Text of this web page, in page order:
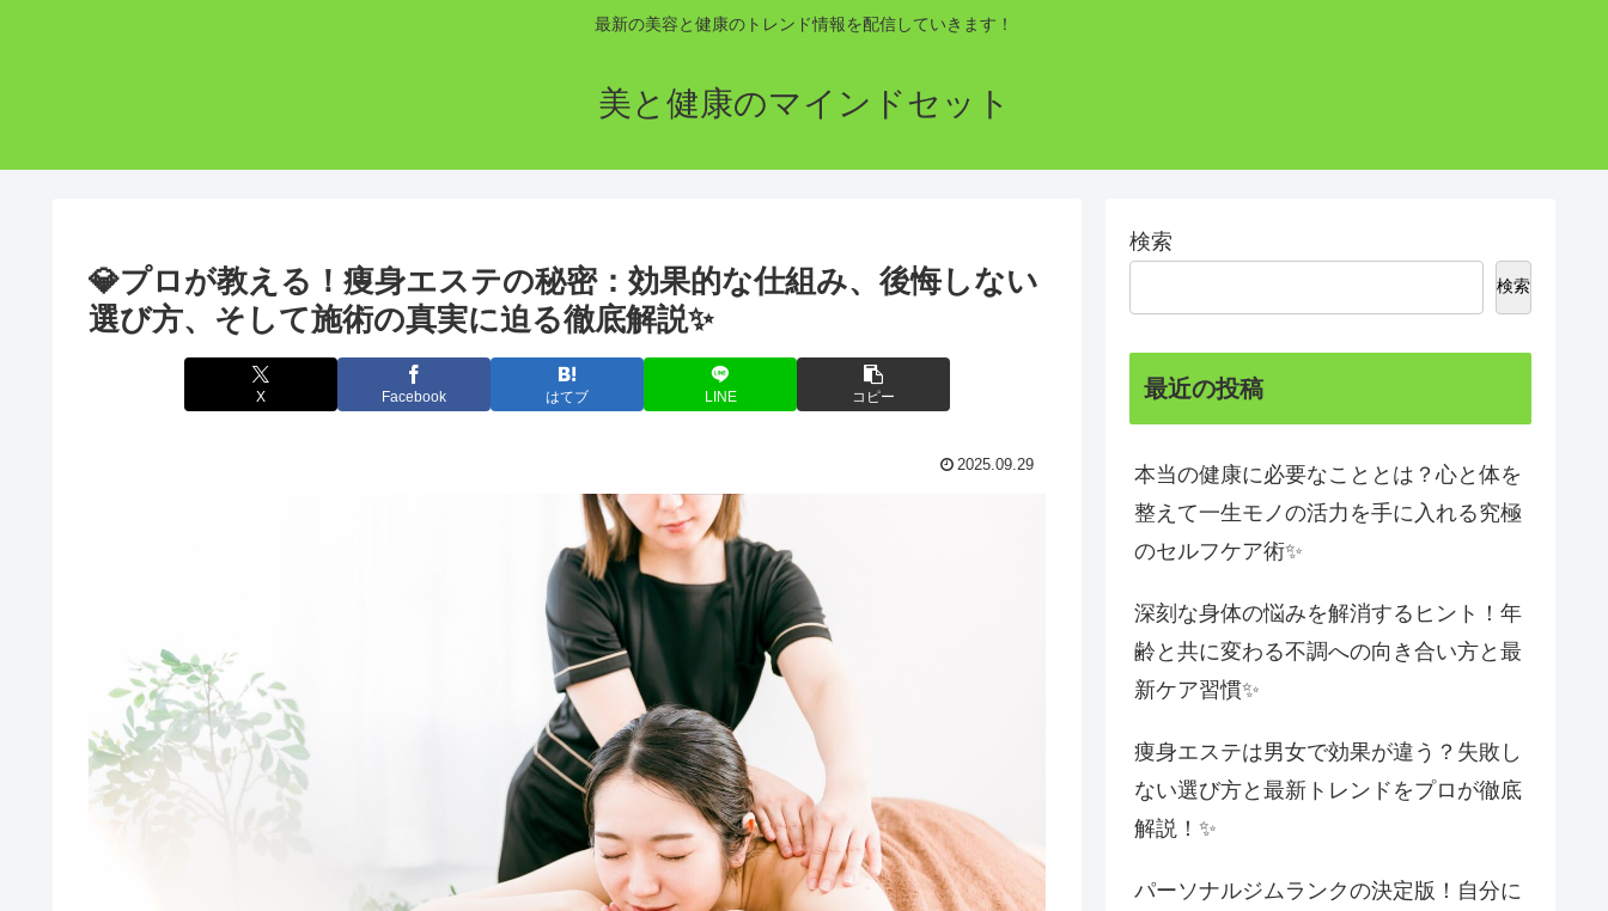
最新の美容と健康のトレンド情報を配信していきます！
美と健康のマインドセット
💎プロが教える！痩身エステの秘密：効果的な仕組み、後悔しない
選び方、そして施術の真実に迫る徹底解説✨
X Facebook はてブ LINE コピー
2025.09.29
検索
検索
最近の投稿
本当の健康に必要なこととは？心と体を
整えて一生モノの活力を手に入れる究極
のセルフケア術✨
深刻な身体の悩みを解消するヒント！年
齢と共に変わる不調への向き合い方と最
新ケア習慣✨
痩身エステは男女で効果が違う？失敗し
ない選び方と最新トレンドをプロが徹底
解説！✨
パーソナルジムランクの決定版！自分に